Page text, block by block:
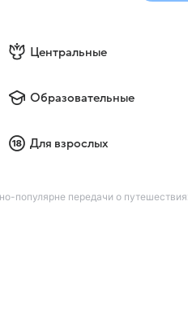
Центральные
Образовательные
Для взрослых
популярне передачи о